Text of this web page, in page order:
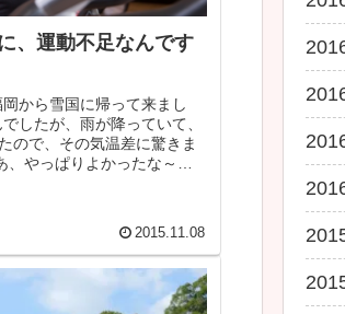
、運動不足なんです
から雪国に帰って来まし
したが、雨が降っていて、
ので、その気温差に驚きま
やっぱりよかったな～、
2015.11.08